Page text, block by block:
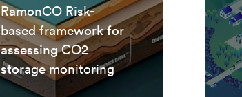
RamonCO Risk-
based framework for
assessing CO2
storage monitoring